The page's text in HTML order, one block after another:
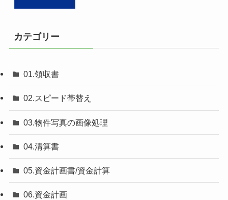
カテゴリー
01.領収書
02.スピード帯替え
03.物件写真の画像処理
04.清算書
05.資金計画書/資金計算
06.資金計画